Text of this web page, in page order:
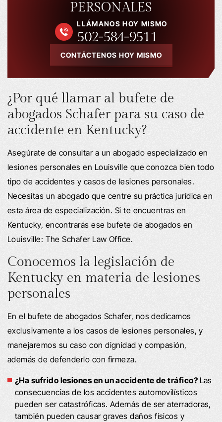
PERSONALES
CONTÁCTENOS HOY MISMO
LLÁMANOS HOY MISMO
502-584-9511
¿Por qué llamar al bufete de
abogados Schafer para su caso de
accidente en Kentucky?
Asegúrate de consultar a un abogado especializado en
lesiones personales en Louisville que conozca bien todo
tipo de accidentes y casos de lesiones personales.
Necesitas un abogado que centre su práctica jurídica en
esta área de especialización. Si te encuentras en
Kentucky, encontrarás ese bufete de abogados en
Louisville: The Schafer Law Office.
Conocemos la legislación de
Kentucky en materia de lesiones
personales
En el bufete de abogados Schafer, nos dedicamos
exclusivamente a los casos de lesiones personales, y
manejaremos su caso con dignidad y compasión,
además de defenderlo con firmeza.
¿Ha sufrido lesiones en un accidente de tráfico? Las
consecuencias de los accidentes automovilísticos
pueden ser catastróficas. Además de ser aterradoras,
también pueden causar graves daños físicos y